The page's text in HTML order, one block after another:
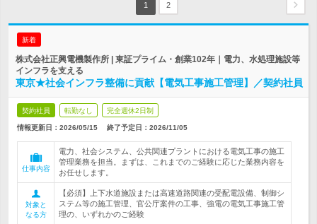
1 2
新着
株式会社正興電機製作所 | 東証プライム・創業102年｜電力、水処理施設等
インフラを支える
東京★社会インフラ整備に貢献【電気工事施工管理】／契約社員
契約社員 転勤なし 完全週休2日制
情報更新日：2026/05/15 終了予定日： 2026/11/05
仕事内容
電力、社会システム、公共関連プラントにおける電気工事の施工
管理業務を担当。まずは、これまでのご経験に応じた業務内容を
お任せします。
対象と
なる方
【必須】上下水道施設または高速道路関連の受配電設備、制御シ
ステム等の施工管理、官公庁案件の工事、強電の電気工事施工管
理の、いずれかのご経験